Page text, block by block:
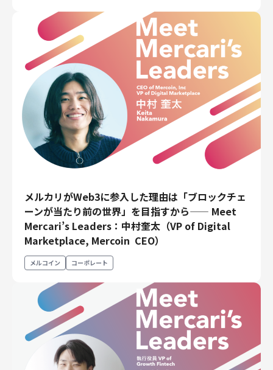
財務・経理
内部監査・リスク
人事
セキュリティ・プライバシー
募集中の求人一覧
メルカリがWeb3に参入した理由は「ブロックチェ
ーンが当たり前の世界」を目指すから—— Meet
Mercari’s Leaders：中村奎太（VP of Digital
Marketplace, Mercoin CEO）
メルコイン コーポレート